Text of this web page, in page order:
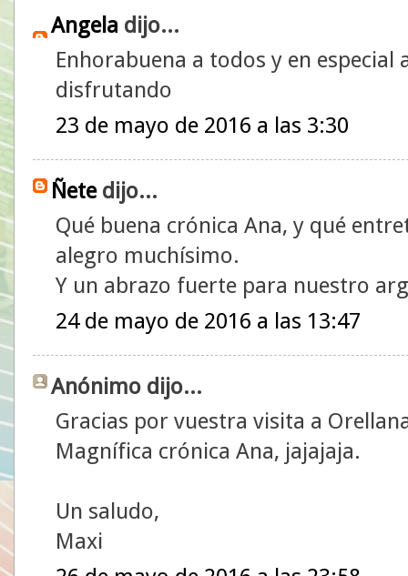
Angela dijo...
Enhorabuena a todos y en
disfrutando
23 de mayo de 2016 a las 3:30
Ñetedijo...
Qué buena crónica Ana, y qué
alegro muchísimo.
Y un abrazo fuerte para nuestro
24 de mayo de 2016 a las 13:47
Anónimo dijo...
Gracias por vuestra visita a
Magnífica crónica Ana, jajajaja.
Un saludo,
Maxi